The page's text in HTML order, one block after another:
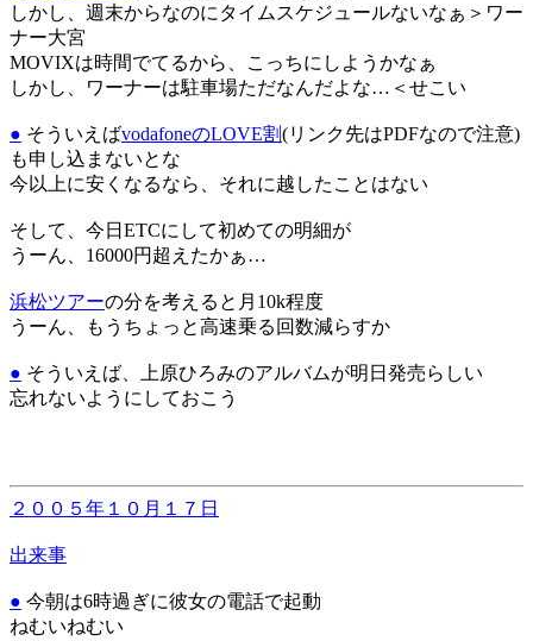
しかし、週末からなのにタイムスケジュールないなぁ＞ワー
ナー大宮
MOVIXは時間でてるから、こっちにしようかなぁ
しかし、ワーナーは駐車場ただなんだよな…＜せこい
● そういえばvodafoneのLOVE割(リンク先はPDFなので注意)
も申し込まないとな
今以上に安くなるなら、それに越したことはない
そして、今日ETCにして初めての明細が
うーん、16000円超えたかぁ…
浜松ツアーの分を考えると月10k程度
うーん、もうちょっと高速乗る回数減らすか
● そういえば、上原ひろみのアルバムが明日発売らしい
忘れないようにしておこう
２００５年１０月１７日
出来事
● 今朝は6時過ぎに彼女の電話で起動
ねむいねむい